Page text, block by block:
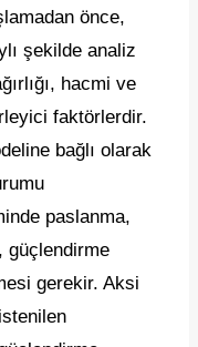
önce,
şekilde analiz
hacmi ve
faktörlerdir.
bağlı olarak
paslanma,
güçlendirme
gerekir. Aksi